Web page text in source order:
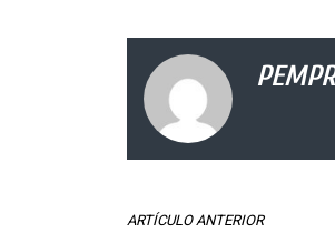
ARTÍCULO ANTERIOR